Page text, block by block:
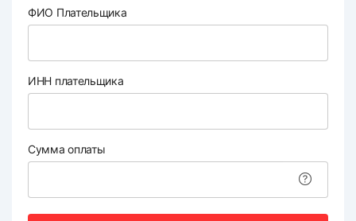
ФИО Плательщика
ИНН плательщика
Сумма оплаты